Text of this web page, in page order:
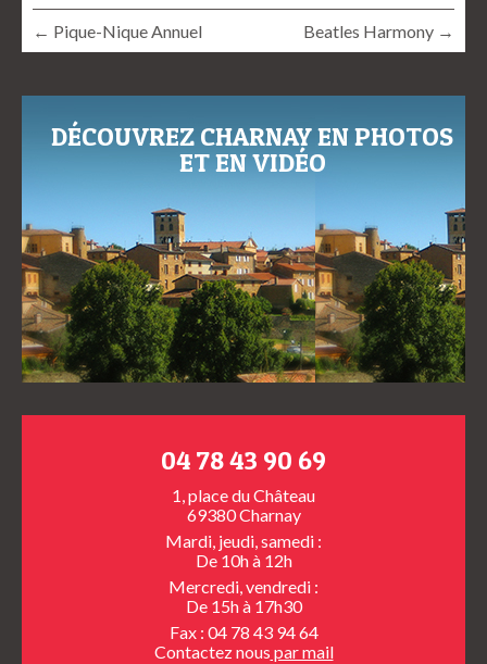
← Pique-Nique Annuel Beatles Harmony →
DÉCOUVREZ CHARNAY EN PHOTOS
ET EN VIDÉO
04 78 43 90 69
1, place du Château
69380 Charnay
Mardi, jeudi, samedi :
De 10h à 12h
Mercredi, vendredi :
De 15h à 17h30
Fax : 04 78 43 94 64
Contactez nous par mail